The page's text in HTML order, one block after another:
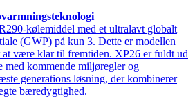
kølemiddel med et ultralavt globalt
(GWP) på kun 3. Dette er modellen
at være klar til fremtiden. XP26 er fuldt ud
med kommende miljøregler og
generations løsning, der kombinerer
bæredygtighed.